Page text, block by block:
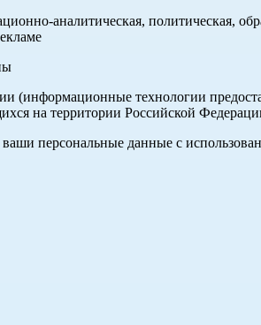
аналитическая, политическая,
(информационные технологии
на территории Российской
персональные данные с